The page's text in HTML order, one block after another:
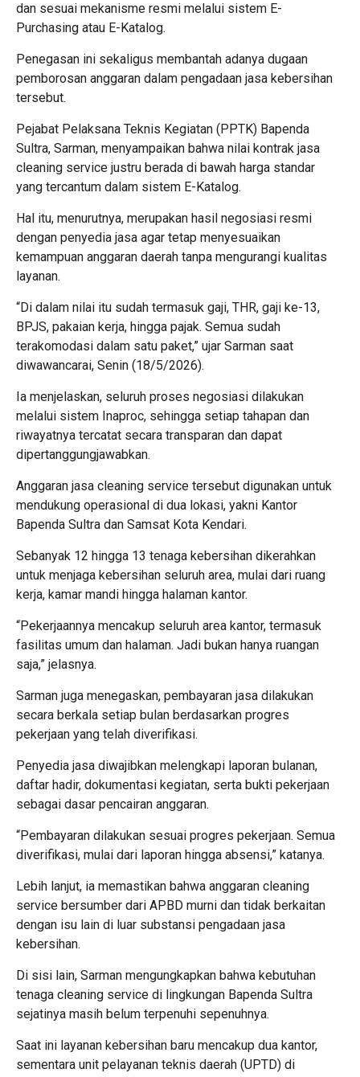
dan sesuai mekanisme resmi melalui sistem E-
Purchasing atau E-Katalog.
Penegasan ini sekaligus membantah adanya dugaan
pemborosan anggaran dalam pengadaan jasa kebersihan
tersebut.
Pejabat Pelaksana Teknis Kegiatan (PPTK) Bapenda
Sultra, Sarman, menyampaikan bahwa nilai kontrak jasa
cleaning service justru berada di bawah harga standar
yang tercantum dalam sistem E-Katalog.
Hal itu, menurutnya, merupakan hasil negosiasi resmi
dengan penyedia jasa agar tetap menyesuaikan
kemampuan anggaran daerah tanpa mengurangi kualitas
layanan.
“Di dalam nilai itu sudah termasuk gaji, THR, gaji ke-13,
BPJS, pakaian kerja, hingga pajak. Semua sudah
terakomodasi dalam satu paket,” ujar Sarman saat
diwawancarai, Senin (18/5/2026).
Ia menjelaskan, seluruh proses negosiasi dilakukan
melalui sistem Inaproc, sehingga setiap tahapan dan
riwayatnya tercatat secara transparan dan dapat
dipertanggungjawabkan.
Anggaran jasa cleaning service tersebut digunakan untuk
mendukung operasional di dua lokasi, yakni Kantor
Bapenda Sultra dan Samsat Kota Kendari.
Sebanyak 12 hingga 13 tenaga kebersihan dikerahkan
untuk menjaga kebersihan seluruh area, mulai dari ruang
kerja, kamar mandi hingga halaman kantor.
“Pekerjaannya mencakup seluruh area kantor, termasuk
fasilitas umum dan halaman. Jadi bukan hanya ruangan
saja,” jelasnya.
Sarman juga menegaskan, pembayaran jasa dilakukan
secara berkala setiap bulan berdasarkan progres
pekerjaan yang telah diverifikasi.
Penyedia jasa diwajibkan melengkapi laporan bulanan,
daftar hadir, dokumentasi kegiatan, serta bukti pekerjaan
sebagai dasar pencairan anggaran.
“Pembayaran dilakukan sesuai progres pekerjaan. Semua
diverifikasi, mulai dari laporan hingga absensi,” katanya.
Lebih lanjut, ia memastikan bahwa anggaran cleaning
service bersumber dari APBD murni dan tidak berkaitan
dengan isu lain di luar substansi pengadaan jasa
kebersihan.
Di sisi lain, Sarman mengungkapkan bahwa kebutuhan
tenaga cleaning service di lingkungan Bapenda Sultra
sejatinya masih belum terpenuhi sepenuhnya.
Saat ini layanan kebersihan baru mencakup dua kantor,
sementara unit pelayanan teknis daerah (UPTD) di